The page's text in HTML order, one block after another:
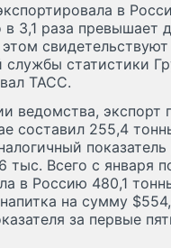
в
в 3,1 раза превышает
службы статистики
ТАСС.
ведомства, экспорт
составил 255,4
показатель
тыс. Всего с января
в Россию 480,1
на сумму
за первые